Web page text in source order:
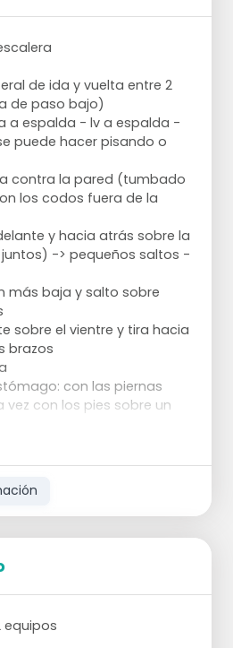
de ida y vuelta entre 2
de paso bajo)
a espalda - lv a espalda -
puede hacer pisando o
contra la pared (tumbado
los codos fuera de la
y hacia atrás sobre la
-> pequeños saltos -
más baja y salto sobre
sobre el vientre y tira hacia
brazos
con las piernas
con los pies sobre un
la canasta
pelota de tenis - brazos
con el cuerpo) y
de tenis
equipos